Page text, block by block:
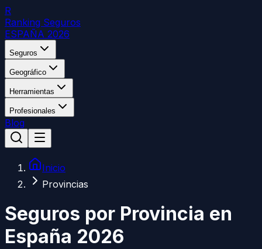
R
Ranking Seguros
ESPAÑA 2026
Seguros
Geográfico
Herramientas
Profesionales
Blog
Inicio
Provincias
Seguros por Provincia en
España 2026